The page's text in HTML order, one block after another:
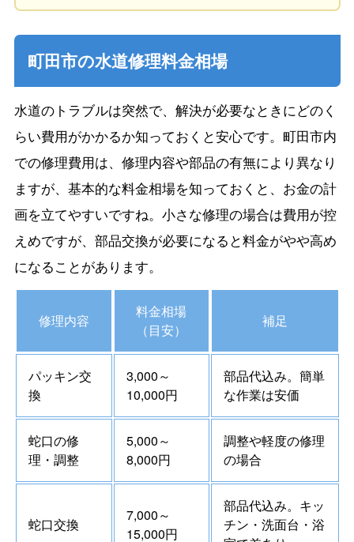
町田市の水道修理料金相場
水道のトラブルは突然で、解決が必要なときにどのく
らい費用がかかるか知っておくと安心です。町田市内
での修理費用は、修理内容や部品の有無により異なり
ますが、基本的な料金相場を知っておくと、お金の計
画を立てやすいですね。小さな修理の場合は費用が控
えめですが、部品交換が必要になると料金がやや高め
になることがあります。
修理内容
料金相場
（目安）
補足
パッキン交
換
3,000～
10,000円
部品代込み。簡単
な作業は安価
蛇口の修
理・調整
5,000～
8,000円
調整や軽度の修理
の場合
蛇口交換
7,000～
15,000円
部品代込み。キッ
チン・洗面台・浴